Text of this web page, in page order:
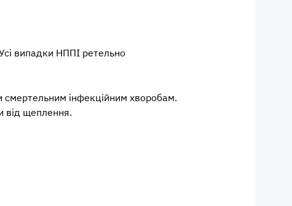
випадки НППІ ретельно
смертельним інфекційним хворобам.
від щеплення.